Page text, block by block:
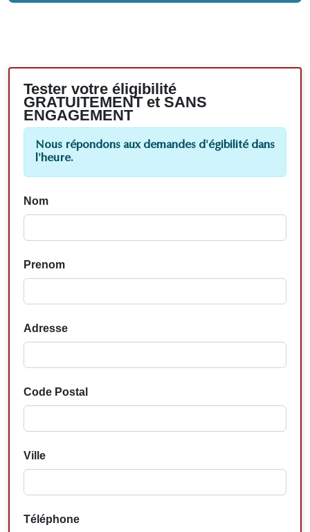
Tester votre éligibilité
GRATUITEMENT et SANS
ENGAGEMENT
Nous répondons aux demandes d'égibilité dans
l'heure.
Nom
Prenom
Adresse
Code Postal
Ville
Téléphone